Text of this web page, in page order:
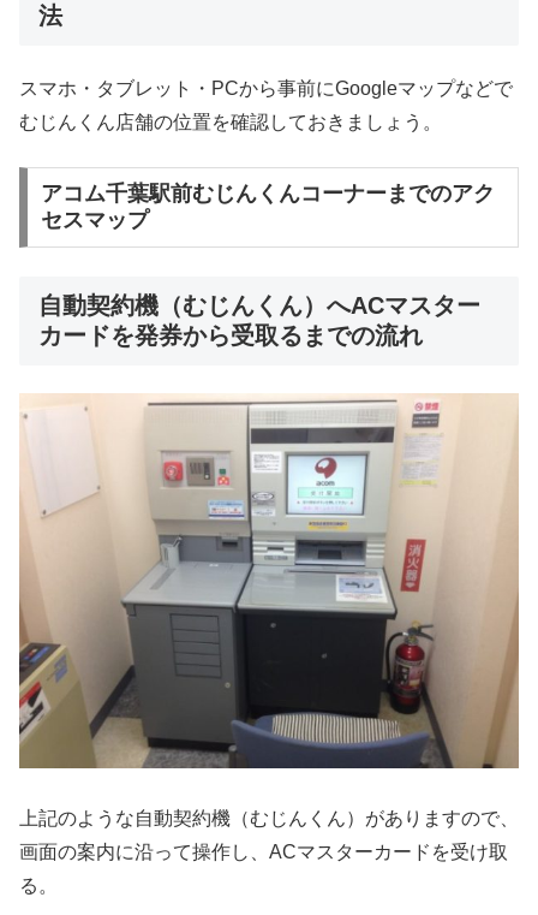
法
スマホ・タブレット・PCから事前にGoogleマップなどで
むじんくん店舗の位置を確認しておきましょう。
アコム千葉駅前むじんくんコーナーまでのアク
セスマップ
自動契約機（むじんくん）へACマスター
カードを発券から受取るまでの流れ
上記のような自動契約機（むじんくん）がありますので、
画面の案内に沿って操作し、ACマスターカードを受け取
る。